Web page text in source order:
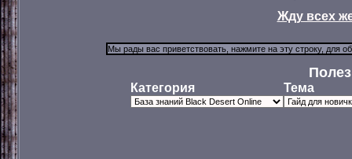
Жду всех
Категория Тема